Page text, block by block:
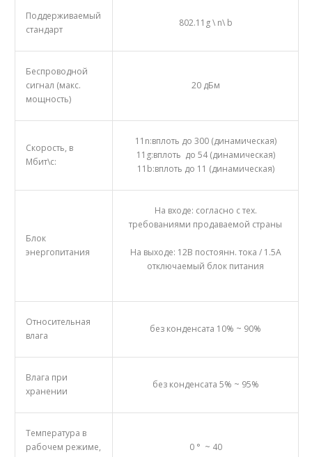
Поддерживаемый
стандарт
802.11g \ n\ b
Беспроводной
сигнал (макс.
мощность)
20 дБм
Скорость, в
Мбит\с:
11n:вплоть до 300 (динамическая)
11g:вплоть до 54 (динамическая)
11b:вплоть до 11 (динамическая)
Блок
энергопитания
На входе: согласно с тех.
требованиями продаваемой страны
На выходе: 12В постоянн. тока / 1.5А
отключаемый блок питания
Относительная
влага
без конденсата 10% ~ 90%
Влага при
хранении
без конденсата 5% ~ 95%
Температура в
рабочем режиме,
0 ° ~ 40